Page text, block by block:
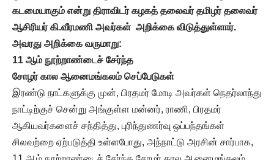
கடமையாகும் என்று திராவிடர் கழகத் தலைவர் தமிழர் தலைவர்
ஆசிரியர் கி.வீரமணி அவர்கள் அறிக்கை விடுத்துள்ளார்.
அவரது அறிக்கை வருமாறு:
11 ஆம் நூற்றாண்டைச் சேர்ந்த
சோழர் கால ஆனைமங்கலம் செப்பேடுகள்
இரண்டு நாட்களுக்கு முன், பிரதமர் மோடி அவர்கள் நெதர்லாந்து
நாட்டிற்குச் சென்று அங்குள்ள மன்னர், ராணி, பிரதமர்
ஆகியவர்களைச் சந்தித்து, புரிந்துணர்வு ஒப்பந்தங்கள்
சிலவற்றை ஏற்படுத்தி உள்ளபோது, அந்நாட்டு அரசின் சார்பாக,